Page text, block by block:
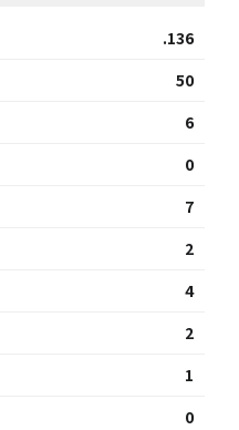
.136
50
6
0
7
2
4
2
1
0